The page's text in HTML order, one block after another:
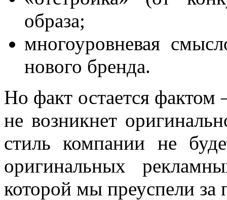
образа;
многоуровневая
нового бренда.
Но факт остается
не возникнет
стиль компании не
оригинальных
которой мы преуспели за